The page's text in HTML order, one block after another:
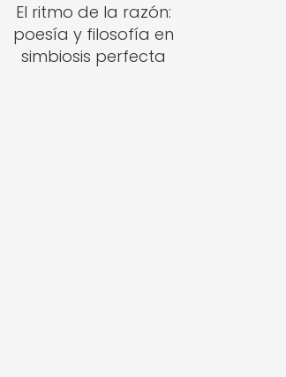
El ritmo de la razón:
poesía y filosofía en
simbiosis perfecta